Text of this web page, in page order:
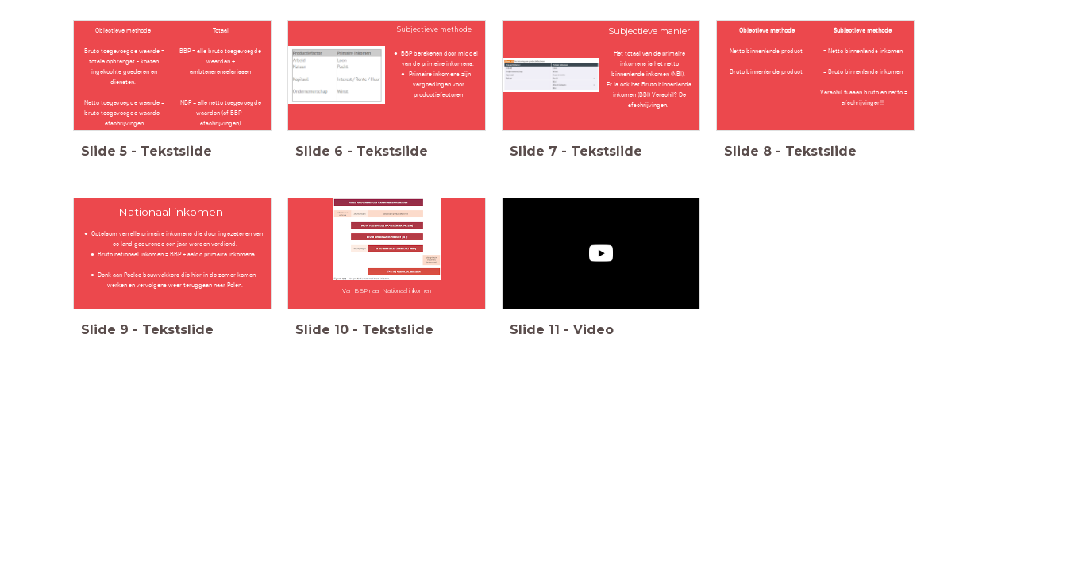
Objectieve methode
Bruto toegevoegde waarde =
totale opbrengst - kosten
ingekochte goederen en
diensten.
Netto toegevoegde waarde =
bruto toegevoegde waarde -
afschrijvingen
Totaal
BBP = alle bruto toegevoegde
waarden +
ambtenarensalarissen
NBP = alle netto toegevoegde
waarden (of BBP -
afschrijvingen)
Slide 5 - Tekstslide
Subjectieve methode
BBP berekenen door middel
van de primaire inkomens.
Primaire inkomens zijn
vergoedingen voor
productiefactoren
Slide 6 - Tekstslide
Subjectieve manier
Het totaal van de primaire
inkomens is het netto
binnenlands inkomen (NBI).
Er is ook het Bruto binnenlands
inkomen (BBI) Verschil? De
afschrijvingen.
Slide 7 - Tekstslide
Objectieve methode
Netto binnenlands product
Bruto binnenlands product
Subjectieve methode
= Netto binnenlands inkomen
= Bruto binnenlands inkomen
Verschil tussen bruto en netto =
afschrijvingen!!
Slide 8 - Tekstslide
Nationaal inkomen
Optelsom van alle primaire inkomens die door ingezetenen van
ee land gedurende een jaar worden verdiend.
Bruto nationaal inkomen = BBP + saldo primaire inkomens
Denk aan Poolse bouwvakkers die hier in de zomer komen
werken en vervolgens weer teruggaan naar Polen.
Slide 9 - Tekstslide
Van BBP naar Nationaal inkomen
Slide 10 - Tekstslide Slide 11 - Video